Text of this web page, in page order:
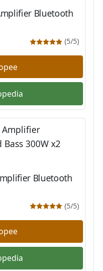
Bluetooth
(5/5)
Bluetooth
(5/5)